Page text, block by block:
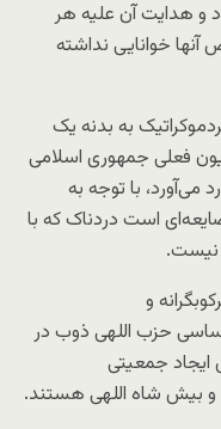
و هدایت آن علیه هر
آنها خوانایی نداشته
به بدنه یک
فعلی جمهوری اسلامی
می‌آورد، با توجه به
است دردناک که با
نیست.
و
حزب اللهی ذوب در
ایجاد جمعیتی
و بیش شاه اللهی هستند.